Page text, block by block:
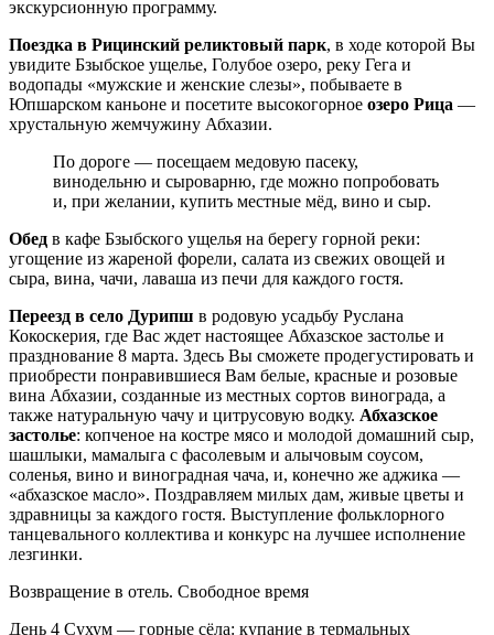
экскурсионную программу.
Поездка в Рицинский реликтовый парк, в ходе которой Вы
увидите Бзыбское ущелье, Голубое озеро, реку Гега и
водопады «мужские и женские слезы», побываете в
Юпшарском каньоне и посетите высокогорное озеро Рица —
хрустальную жемчужину Абхазии.
По дороге — посещаем медовую пасеку,
винодельню и сыроварню, где можно попробовать
и, при желании, купить местные мёд, вино и сыр.
Обед в кафе Бзыбского ущелья на берегу горной реки:
угощение из жареной форели, салата из свежих овощей и
сыра, вина, чачи, лаваша из печи для каждого гостя.
Переезд в село Дурипш в родовую усадьбу Руслана
Кокоскерия, где Вас ждет настоящее Абхазское застолье и
празднование 8 марта. Здесь Вы сможете продегустировать и
приобрести понравившиеся Вам белые, красные и розовые
вина Абхазии, созданные из местных сортов винограда, а
также натуральную чачу и цитрусовую водку. Абхазское
застолье: копченое на костре мясо и молодой домашний сыр,
шашлыки, мамалыга с фасолевым и алычовым соусом,
соленья, вино и виноградная чача, и, конечно же аджика —
«абхазское масло». Поздравляем милых дам, живые цветы и
здравницы за каждого гостя. Выступление фольклорного
танцевального коллектива и конкурс на лучшее исполнение
лезгинки.
Возвращение в отель. Свободное время
День 4 Сухум — горные сёла: купание в термальных